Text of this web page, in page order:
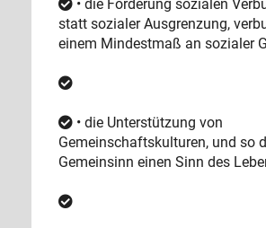
• die Förderung sozialen
statt sozialer Ausgrenzung,
einem Mindestmaß an sozialer
• die Unterstützung von
Gemeinschaftskulturen, und so
Gemeinsinn einen Sinn des